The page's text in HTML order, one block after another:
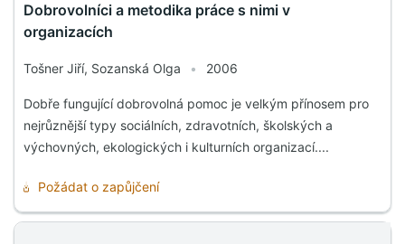
Dobrovolníci a metodika práce s nimi v
organizacích
Tošner Jiří, Sozanská Olga • 2006
Dobře fungující dobrovolná pomoc je velkým přínosem pro
nejrůznější typy sociálních, zdravotních, školských a
výchovných, ekologických i kulturních organizací....
Požádat o zapůjčení